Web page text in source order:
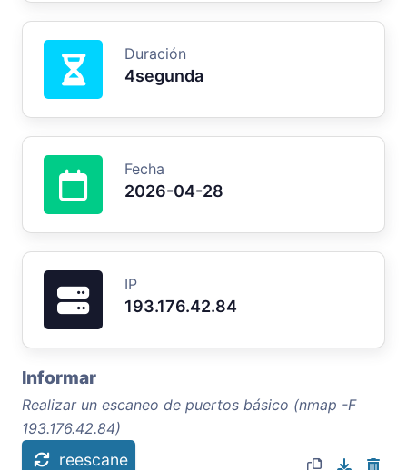
Duración
4segunda
Fecha
2026-04-28
IP
193.176.42.84
Informar
Realizar un escaneo de puertos básico (nmap -F
193.176.42.84)
reescane